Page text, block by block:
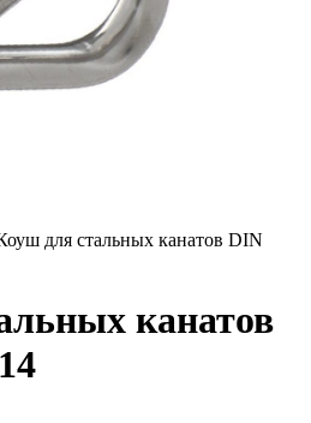
для стальных канатов DIN
канатов